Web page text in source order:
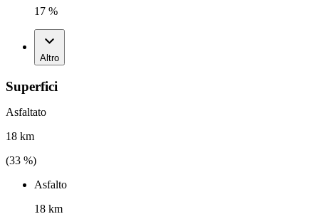
17 %
Altro
Superfici
Asfaltato
18 km
(33 %)
Asfalto
18 km